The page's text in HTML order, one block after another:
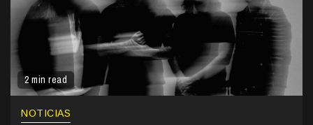
2 min read
NOTICIAS